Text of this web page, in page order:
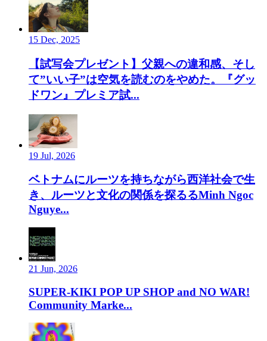
15 Dec, 2025
【試写会プレゼント】父親への違和感、そし
て”いい子”は空気を読むのをやめた。『グッ
ドワン』プレミア試...
19 Jul, 2026
ベトナムにルーツを持ちながら西洋社会で生
き、ルーツと文化の関係を探るるMinh Ngoc
Nguye...
21 Jun, 2026
SUPER-KIKI POP UP SHOP and NO WAR!
Community Marke...